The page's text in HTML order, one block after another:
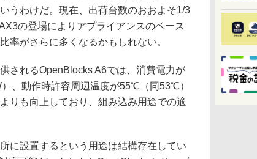
うわけだ。現在、出荷台数のおおよそ1/3
の登場によりアプライアンスのベース
率がさらに多くなるかもしれない。
されるOpenBlocks A6では、消費電力が
、動作時許容周辺温度が55℃（同53℃）
りも向上しており、組み込み用途での適
に設置するという用途は結構存在してい